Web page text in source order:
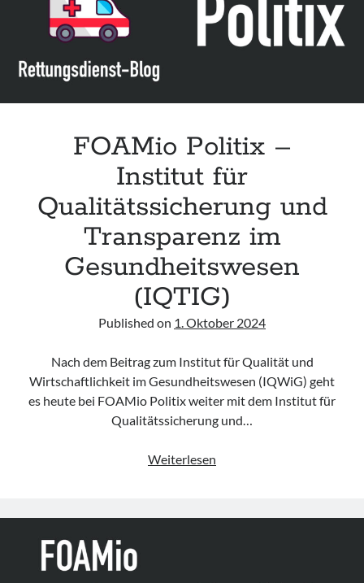
Notfallversorgung“
FOAMio Politix –
Institut für
Qualitätssicherung und
Transparenz im
Gesundheitswesen
(IQTIG)
Published on 1. Oktober 2024
Nach dem Beitrag zum Institut für Qualität und
Wirtschaftlichkeit im Gesundheitswesen (IQWiG) geht
es heute bei FOAMio Politix weiter mit dem Institut für
Qualitätssicherung und…
Weiterlesen
Institut